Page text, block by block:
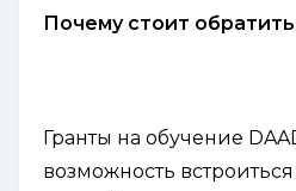
Почему стоит
Гранты на обучение
возможность